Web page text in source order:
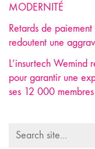
MODERNITÉ
Retards de
redoutent une
L’insurtech
pour garantir une
ses 12 000 membres
Search